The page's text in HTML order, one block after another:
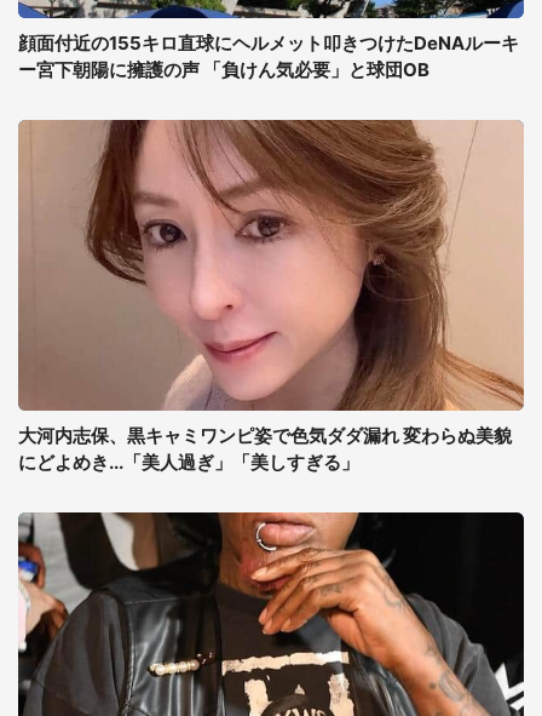
顔面付近の155キロ直球にヘルメット叩きつけたDeNAルーキ
ー宮下朝陽に擁護の声 「負けん気必要」と球団OB
大河内志保、黒キャミワンピ姿で色気ダダ漏れ 変わらぬ美貌
にどよめき...「美人過ぎ」「美しすぎる」